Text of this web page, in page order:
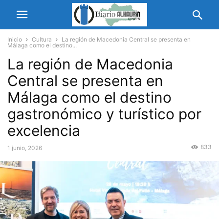
Inicio Cultura
La región de Macedonia Central se presenta en
Málaga como el destino...
La región de Macedonia
Central se presenta en
Málaga como el destino
gastronómico y turístico por
excelencia
1 junio, 2026 833